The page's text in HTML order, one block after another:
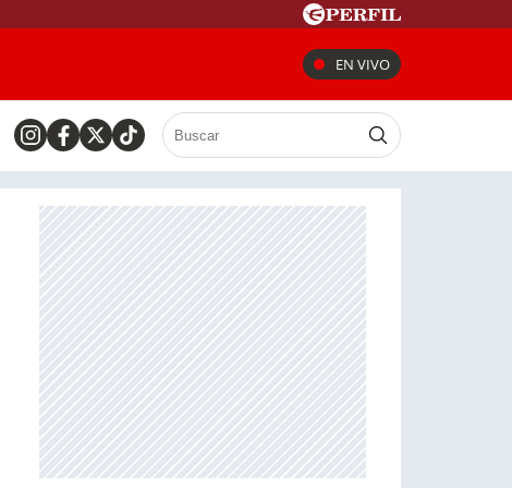
EN VIVO